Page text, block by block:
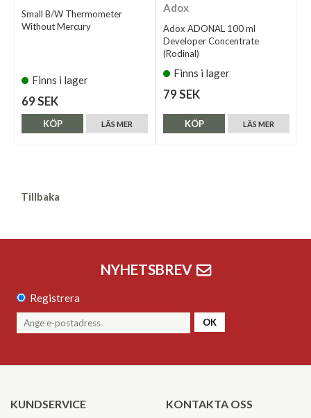
Small B/W Thermometer
Without Mercury
Finns i lager
69 SEK
LÄS MER
KÖP
Adox
Adox ADONAL 100 ml
Developer Concentrate
(Rodinal)
Finns i lager
79 SEK
LÄS MER
KÖP
Tillbaka
NYHETSBREV
Registrera
OK
KUNDSERVICE KONTAKTA OSS